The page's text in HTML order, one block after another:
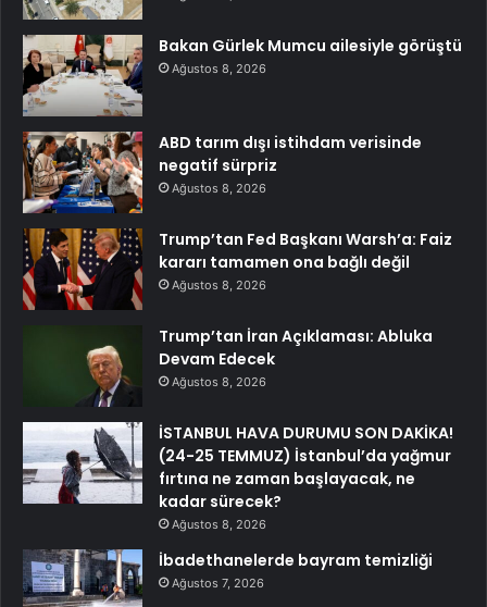
Bakan Gürlek Mumcu ailesiyle görüştü
Ağustos 8, 2026
ABD tarım dışı istihdam verisinde
negatif sürpriz
Ağustos 8, 2026
Trump’tan Fed Başkanı Warsh’a: Faiz
kararı tamamen ona bağlı değil
Ağustos 8, 2026
Trump’tan İran Açıklaması: Abluka
Devam Edecek
Ağustos 8, 2026
İSTANBUL HAVA DURUMU SON DAKİKA!
(24-25 TEMMUZ) İstanbul’da yağmur
fırtına ne zaman başlayacak, ne
kadar sürecek?
Ağustos 8, 2026
İbadethanelerde bayram temizliği
Ağustos 7, 2026